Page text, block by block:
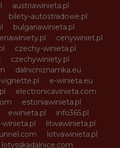
austriawinieta.pl
bilety-autostradowe.pl
bulgariawinieta.pl
cenywiniet.pl
czechy-winieta.pl
czechywiniety.pl
dalnicniznamka.eu
vignette.pl
e-winieta.eu
electronicavinieta.com
estoniawinieta.pl
ewinieta.pl
info365.pl
winieta.pl
litwawinieta.pl
lotvawinieta.pl
lotysskadalnice.com